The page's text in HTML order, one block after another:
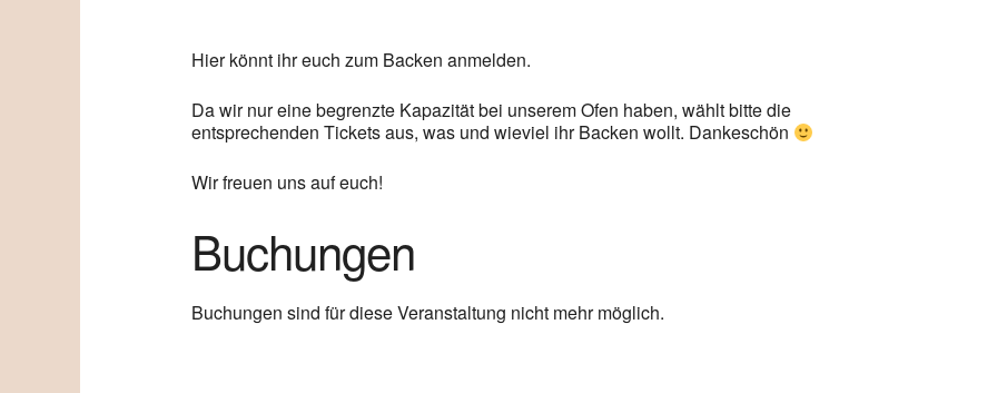
Hier könnt ihr euch zum Backen anmelden.
Da wir nur eine begrenzte Kapazität bei unserem Ofen haben, wählt bitte die
entsprechenden Tickets aus, was und wieviel ihr Backen wollt. Dankeschön
Wir freuen uns auf euch!
Buchungen
Buchungen sind für diese Veranstaltung nicht mehr möglich.